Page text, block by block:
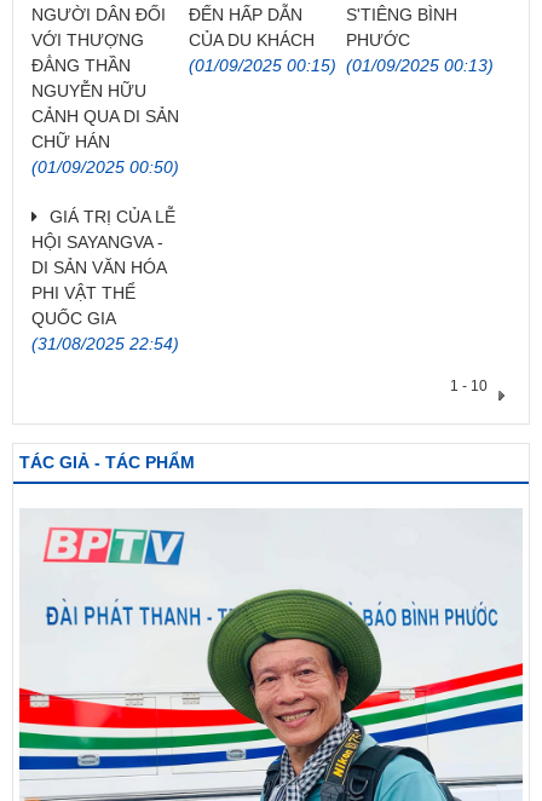
NGƯỜI DÂN ĐỐI
VỚI THƯỢNG
ĐẲNG THẦN
NGUYỄN HỮU
CẢNH QUA DI SẢN
CHỮ HÁN
(01/09/2025 00:50)
ĐẾN HẤP DẪN
CỦA DU KHÁCH
(01/09/2025 00:15)
S'TIÊNG BÌNH
PHƯỚC
(01/09/2025 00:13)
GIÁ TRỊ CỦA LỄ
HỘI SAYANGVA -
DI SẢN VĂN HÓA
PHI VẬT THỂ
QUỐC GIA
(31/08/2025 22:54)
1 - 10
TÁC GIẢ - TÁC PHẨM